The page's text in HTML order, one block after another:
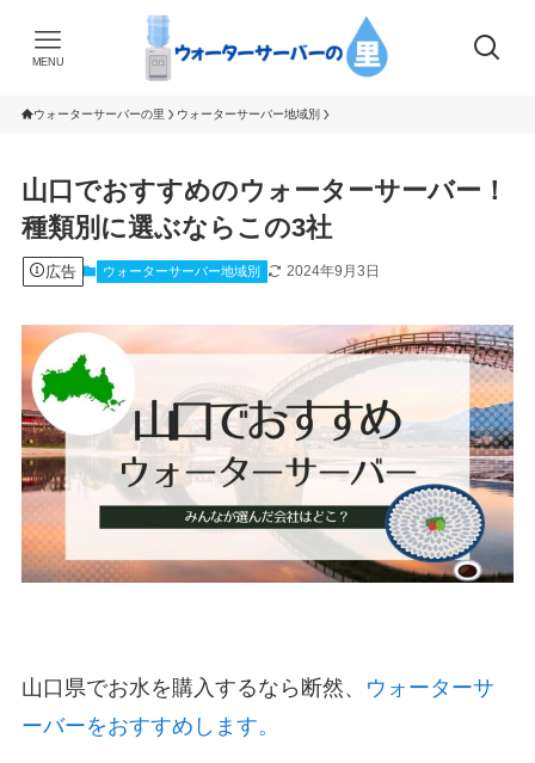
MENU
ウォーターサーバーの里 ウォーターサーバー地域別
山口でおすすめのウォーターサーバー！
種類別に選ぶならこの3社
広告 ウォーターサーバー地域別 2024年9月3日
山口県でお水を購入するなら断然、
ウォーターサ
ーバーをおすすめします。